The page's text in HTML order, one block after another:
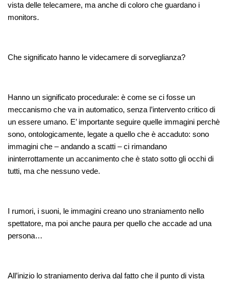
vista delle telecamere, ma anche di coloro che guardano i
monitors.
Che significato hanno le videcamere di sorveglianza?
Hanno un significato procedurale: è come se ci fosse un
meccanismo che va in automatico, senza l’intervento critico di
un essere umano. E’ importante seguire quelle immagini perchè
sono, ontologicamente, legate a quello che è accaduto: sono
immagini che – andando a scatti – ci rimandano
ininterrottamente un accanimento che è stato sotto gli occhi di
tutti, ma che nessuno vede.
I rumori, i suoni, le immagini creano uno straniamento nello
spettatore, ma poi anche paura per quello che accade ad una
persona…
All’inizio lo straniamento deriva dal fatto che il punto di vista